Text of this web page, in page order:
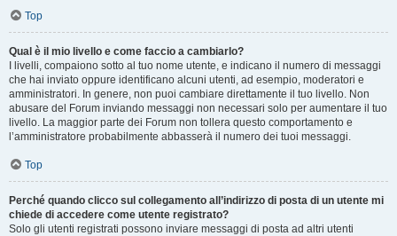
Top
Qual è il mio livello e come faccio a cambiarlo?
I livelli, compaiono sotto al tuo nome utente, e indicano il numero di messaggi
che hai inviato oppure identificano alcuni utenti, ad esempio, moderatori e
amministratori. In genere, non puoi cambiare direttamente il tuo livello. Non
abusare del Forum inviando messaggi non necessari solo per aumentare il tuo
livello. La maggior parte dei Forum non tollera questo comportamento e
l’amministratore probabilmente abbasserà il numero dei tuoi messaggi.
Top
Perché quando clicco sul collegamento all’indirizzo di posta di un utente mi
chiede di accedere come utente registrato?
Solo gli utenti registrati possono inviare messaggi di posta ad altri utenti